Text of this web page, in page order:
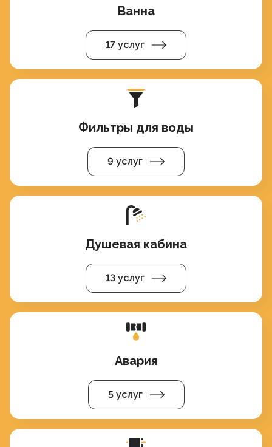
Ванна
17 услуг
Фильтры для воды
9 услуг
Душевая кабина
13 услуг
Авария
5 услуг